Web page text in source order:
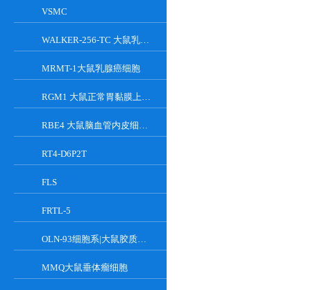
VSMC
WALKER-256-TC 大鼠乳腺癌细胞系
MRMT-1大鼠乳腺癌细胞
RGM1 大鼠正常胃黏膜上皮细胞系
RBE4 大鼠脑血管内皮细胞系
RT4-D6P2T
FLS
FRTL-5
OLN-93细胞系|大鼠胶质细胞
MMQ大鼠垂体瘤细胞